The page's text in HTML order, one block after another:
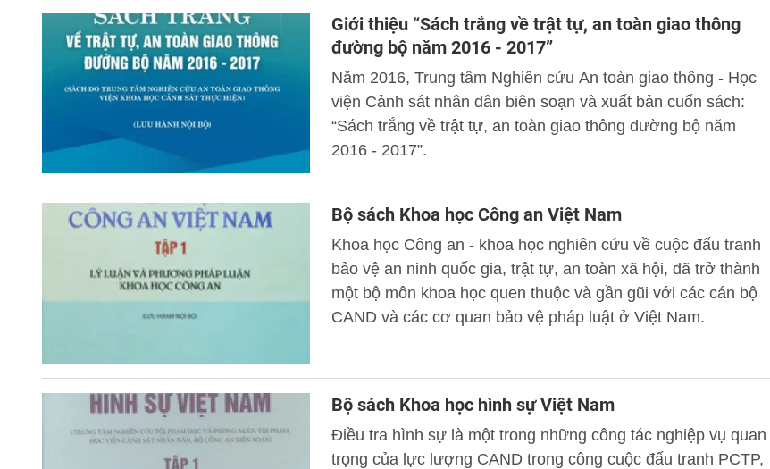
Giới thiệu “Sách trắng về trật tự, an toàn giao thông
đường bộ năm 2016 - 2017”
Năm 2016, Trung tâm Nghiên cứu An toàn giao thông - Học
viện Cảnh sát nhân dân biên soạn và xuất bản cuốn sách:
“Sách trắng về trật tự, an toàn giao thông đường bộ năm
2016 - 2017”.
Bộ sách Khoa học Công an Việt Nam
Khoa học Công an - khoa học nghiên cứu về cuộc đấu tranh
bảo vệ an ninh quốc gia, trật tự, an toàn xã hội, đã trở thành
một bộ môn khoa học quen thuộc và gần gũi với các cán bộ
CAND và các cơ quan bảo vệ pháp luật ở Việt Nam.
Bộ sách Khoa học hình sự Việt Nam
Điều tra hình sự là một trong những công tác nghiệp vụ quan
trọng của lực lượng CAND trong công cuộc đấu tranh PCTP,